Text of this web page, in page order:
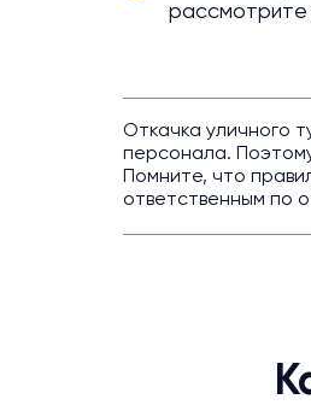
рассмотрите
Откачка уличного
персонала.
Помните, что
ответственным по